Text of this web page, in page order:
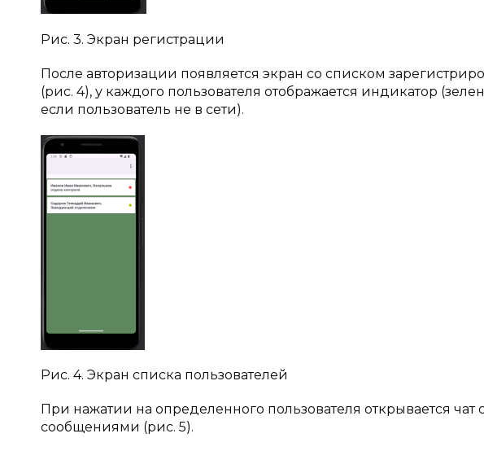
Рис. 3. Экран регистрации
После авторизации появляется экран со списком
(рис. 4), у каждого пользователя отображается индикатор
если пользователь не в сети).
Рис. 4. Экран списка пользователей
При нажатии на определенного пользователя открывается
сообщениями (рис. 5).